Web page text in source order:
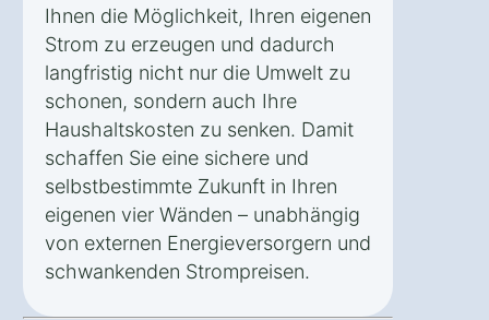
Ihnen die Möglichkeit, Ihren eigenen
Strom zu erzeugen und dadurch
langfristig nicht nur die Umwelt zu
schonen, sondern auch Ihre
Haushaltskosten zu senken. Damit
schaffen Sie eine sichere und
selbstbestimmte Zukunft in Ihren
eigenen vier Wänden – unabhängig
von externen Energieversorgern und
schwankenden Strompreisen.